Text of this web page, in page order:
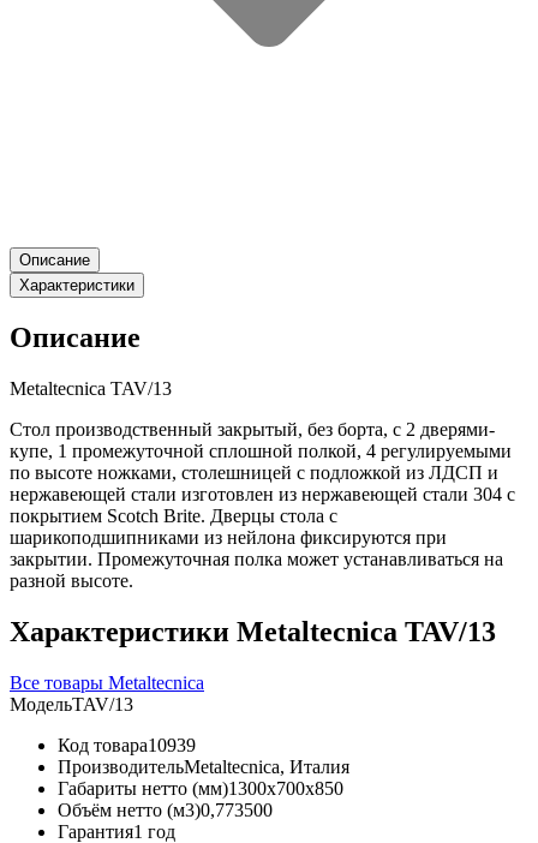
Описание
Характеристики
Описание
Metaltecnica TAV/13
Стол производственный закрытый, без борта, с 2 дверями-
купе, 1 промежуточной сплошной полкой, 4 регулируемыми
по высоте ножками, столешницей с подложкой из ЛДСП и
нержавеющей стали изготовлен из нержавеющей стали 304 с
покрытием Scotch Brite. Дверцы стола с
шарикоподшипниками из нейлона фиксируются при
закрытии. Промежуточная полка может устанавливаться на
разной высоте.
Характеристики Metaltecnica TAV/13
Все товары Metaltecnica
МодельTAV/13
Код товара10939
ПроизводительMetaltecnica, Италия
Габариты нетто (мм)1300x700x850
Объём нетто (м3)0,773500
Гарантия1 год